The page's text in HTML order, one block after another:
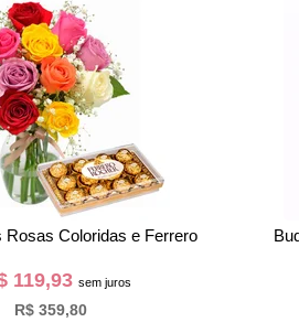
Flores do Campo e Biscoito
59,30 sem juros
R$ 177,90